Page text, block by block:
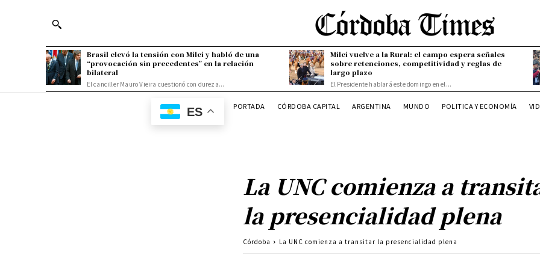
Brasil elevó la tensión con Milei y habló de una
“provocación sin precedentes” en la relación
bilateral
El canciller Mauro Vieira cuestionó con dureza...
Milei vuelve a la Rural: el campo espera señales
sobre retenciones, competitividad y reglas de
largo plazo
El Presidente hablará este domingo en el...
ES PORTADA CÓRDOBA CAPITAL ARGENTINA MUNDO POLITICA Y ECONOMÍA
La UNC comienza a
la presencialidad plena
Córdoba La UNC comienza a transitar la presencialidad plena